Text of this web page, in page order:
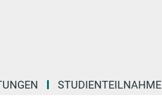
STUDIENTEILNAHME